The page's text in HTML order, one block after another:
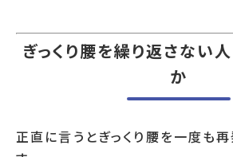
ぎっくり腰を繰り返さない
か
正直に言うとぎっくり腰を一度も